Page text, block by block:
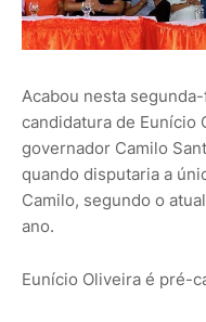
Acabou nesta
candidatura de Eunício
governador Camilo
quando disputaria a
Camilo, segundo o
ano.
Eunício Oliveira é pré-